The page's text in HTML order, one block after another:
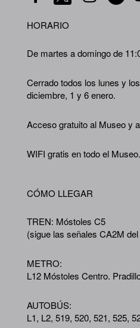
HORARIO
De martes a domingo de
Cerrado todos los lunes y
diciembre, 1 y 6 enero.
Acceso gratuito al Museo y
WIFI gratis en todo el Museo.
CÓMO LLEGAR
TREN: Móstoles C5
(sigue las señales CA2M
METRO:
L12 Móstoles Centro.
AUTOBÚS:
L1, L2, 519, 520, 521, 525,